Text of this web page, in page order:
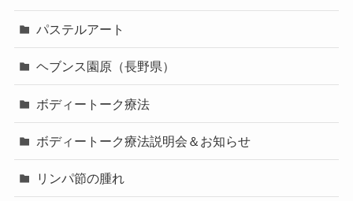
パステルアート
ヘブンス園原（長野県）
ボディートーク療法
ボディートーク療法説明会＆お知らせ
リンパ節の腫れ